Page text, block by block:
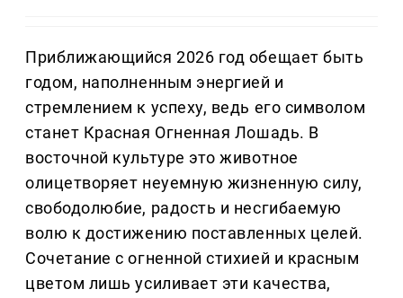
Приближающийся 2026 год обещает быть
годом, наполненным энергией и
стремлением к успеху, ведь его символом
станет Красная Огненная Лошадь. В
восточной культуре это животное
олицетворяет неуемную жизненную силу,
свободолюбие, радость и несгибаемую
волю к достижению поставленных целей.
Сочетание с огненной стихией и красным
цветом лишь усиливает эти качества,